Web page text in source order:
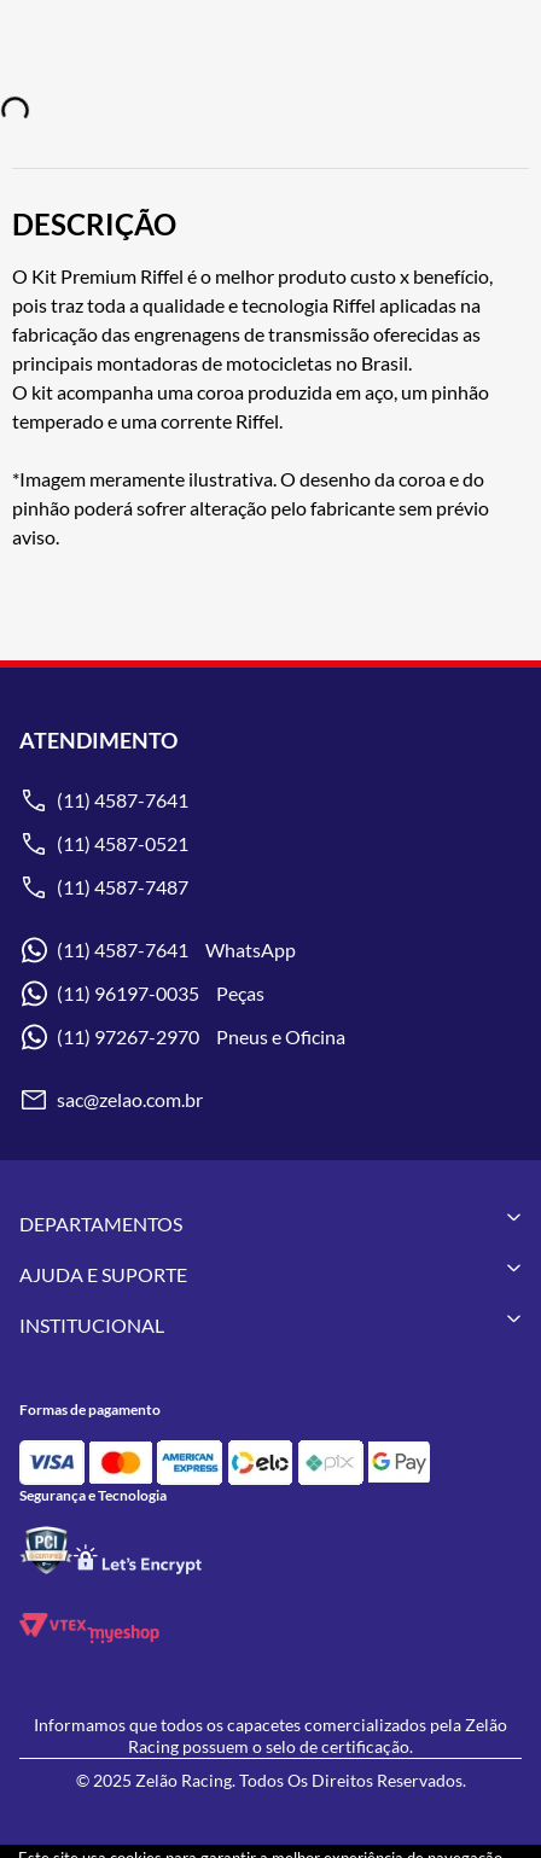
DESCRIÇÃO
O Kit Premium Riffel é o melhor produto custo x benefício,
pois traz toda a qualidade e tecnologia Riffel aplicadas na
fabricação das engrenagens de transmissão oferecidas as
principais montadoras de motocicletas no Brasil.
O kit acompanha uma coroa produzida em aço, um pinhão
temperado e uma corrente Riffel.
*Imagem meramente ilustrativa. O desenho da coroa e do
pinhão poderá sofrer alteração pelo fabricante sem prévio
aviso.
ATENDIMENTO
(11) 4587-7641
(11) 4587-0521
(11) 4587-7487
(11) 4587-7641 WhatsApp
(11) 96197-0035 Peças
(11) 97267-2970 Pneus e Oficina
sac@zelao.com.br
DEPARTAMENTOS
Vestuários
Pneus
Utilidades
Feminino
Lançamentos
AJUDA E SUPORTE
Meus Pedidos
Política de Privacidade
Política de Campanhas e promoções
INSTITUCIONAL
Contato
Oficina/Serviços
Formas de pagamento
Segurança e Tecnologia
Informamos que todos os capacetes comercializados pela Zelão
Racing possuem o selo de certificação.
© 2025 Zelão Racing. Todos Os Direitos Reservados.